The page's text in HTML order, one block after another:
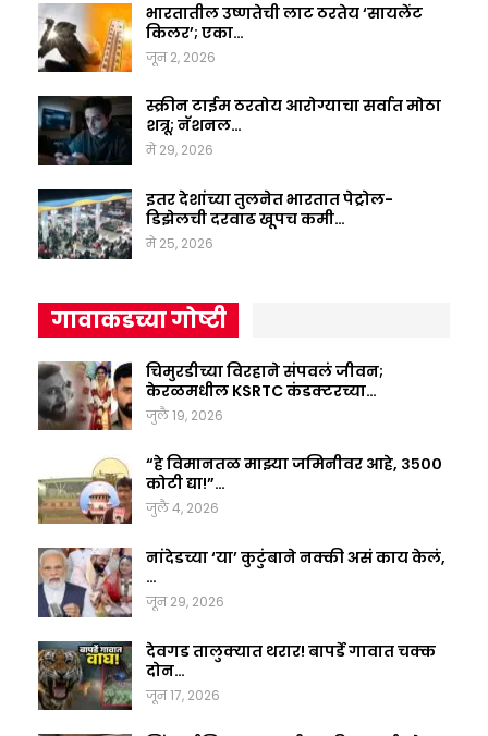
भारतातील उष्णतेची लाट ठरतेय ‘सायलेंट
किलर’; एका…
जून 2, 2026
स्क्रीन टाईम ठरतोय आरोग्याचा सर्वात मोठा
शत्रू; नॅशनल…
मे 29, 2026
इतर देशांच्या तुलनेत भारतात पेट्रोल-
डिझेलची दरवाढ खूपच कमी…
मे 25, 2026
गावाकडच्या गोष्टी
चिमुरडीच्या विरहाने संपवलं जीवन;
केरळमधील KSRTC कंडक्टरच्या…
जुलै 19, 2026
“हे विमानतळ माझ्या जमिनीवर आहे, ३५००
कोटी द्या!”…
जुलै 4, 2026
नांदेडच्या ‘या’ कुटुंबाने नक्की असं काय केलं,
…
जून 29, 2026
देवगड तालुक्यात थरार! बापर्डे गावात चक्क
दोन…
जून 17, 2026